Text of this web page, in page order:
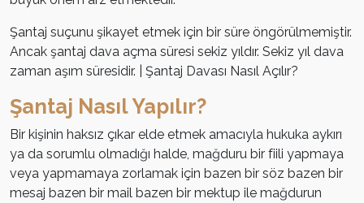
Şantaj suçunu şikayet etmek için bir süre öngörülmemiştir.
Ancak şantaj dava açma süresi sekiz yıldır. Sekiz yıl dava
zaman aşım süresidir. | Şantaj Davası Nasıl Açılır?
Şantaj Nasıl Yapılır?
Bir kişinin haksız çıkar elde etmek amacıyla hukuka aykırı
ya da sorumlu olmadığı halde, mağduru bir fiili yapmaya
veya yapmamaya zorlamak için bazen bir söz bazen bir
mesaj bazen bir mail bazen bir mektup ile mağdurun